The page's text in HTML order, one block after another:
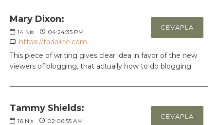
Mary Dixon:
14 Nis 04:24:35 PM
https://tadaline.com
CEVAPLA
This piece of writing gives clear idea in favor of the new
viewers of blogging, that actually how to do blogging.
Tammy Shields:
16 Nis 02:06:55 AM
CEVAPLA